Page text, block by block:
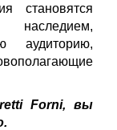
становятся
наследием,
аудиторию,
Forni, вы